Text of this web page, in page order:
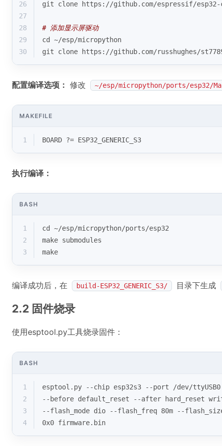
26
git clone https://github.com/espressif/esp32-
27
28
# 添加显示屏驱动
29
cd
~/esp/micropython
30
git clone https://github.com/russhughes/
配置编译选项： 修改 ~/esp/micropython/ports/esp32/
MAKEFILE
1 BOARD ?= ESP32_GENERIC_S3
执行编译：
BASH
1 cd
~/esp/micropython/ports/esp32
2
make submodules
3
make
编译成功后，在 build-ESP32_GENERIC_S3/ 目录下生成
2.2 固件烧录
使用esptool.py工具烧录固件：
BASH
1
esptool.py --chip esp32s3 --port /dev/
2
--before default_reset --after hard_reset
3
--flash_mode dio --flash_freq 80m --
4
0x0 firmware.bin